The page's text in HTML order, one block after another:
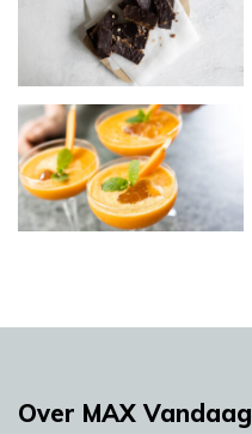
Over MAX Vandaag